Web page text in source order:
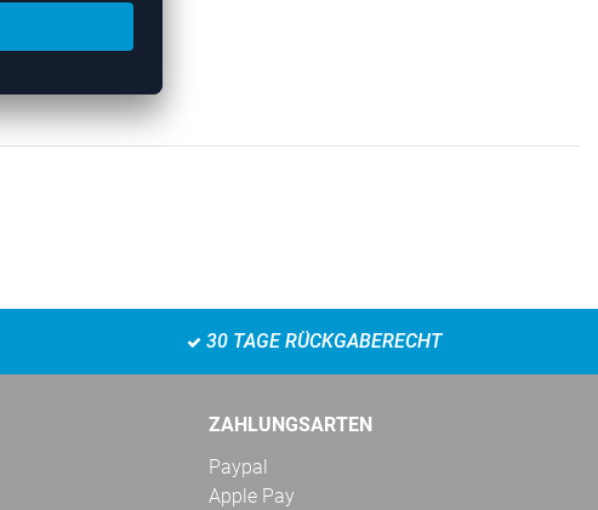
30 TAGE RÜCKGABERECHT
ZAHLUNGSARTEN
Paypal
Apple Pay